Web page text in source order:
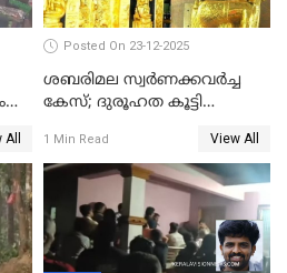
Posted On 23-12-2025
ശബരിമല സ്വര്‍ണക്കവര്‍ച്ച
കേസ്; ദുരൂഹത കൂട്ടി
1 Min Read View All